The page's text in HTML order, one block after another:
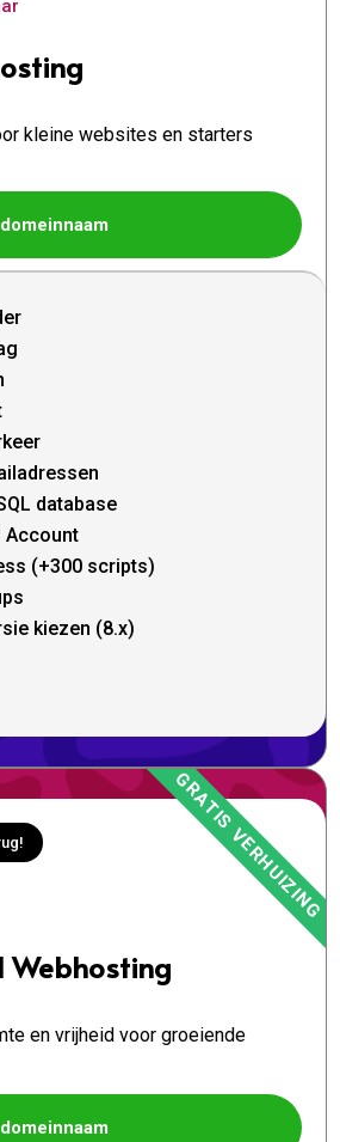
kleine websites en starters
database
Account
(+300 scripts)
kiezen (8.x)
Webhosting
en vrijheid voor groeiende